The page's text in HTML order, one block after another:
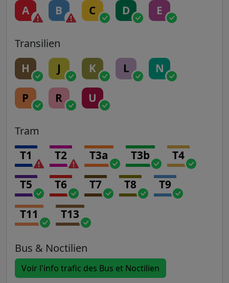
A B C D E
Transilien
H J K L N
P R U
Tram
T1 T2 T3a T3b T4
T5 T6 T7 T8 T9
T11 T13
Bus & Noctilien
Voir l'info trafic des Bus et Noctilien